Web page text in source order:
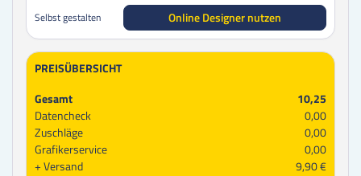
Selbst gestalten Online Designer nutzen
PREISÜBERSICHT
Gesamt
10,25
Datencheck
0,00
Zuschläge
0,00
Grafikerservice
0,00
Versand
9,90 €